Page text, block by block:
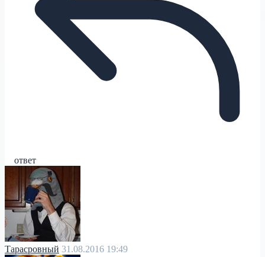
ответ
Тарасровный 31.08.2016 19:49